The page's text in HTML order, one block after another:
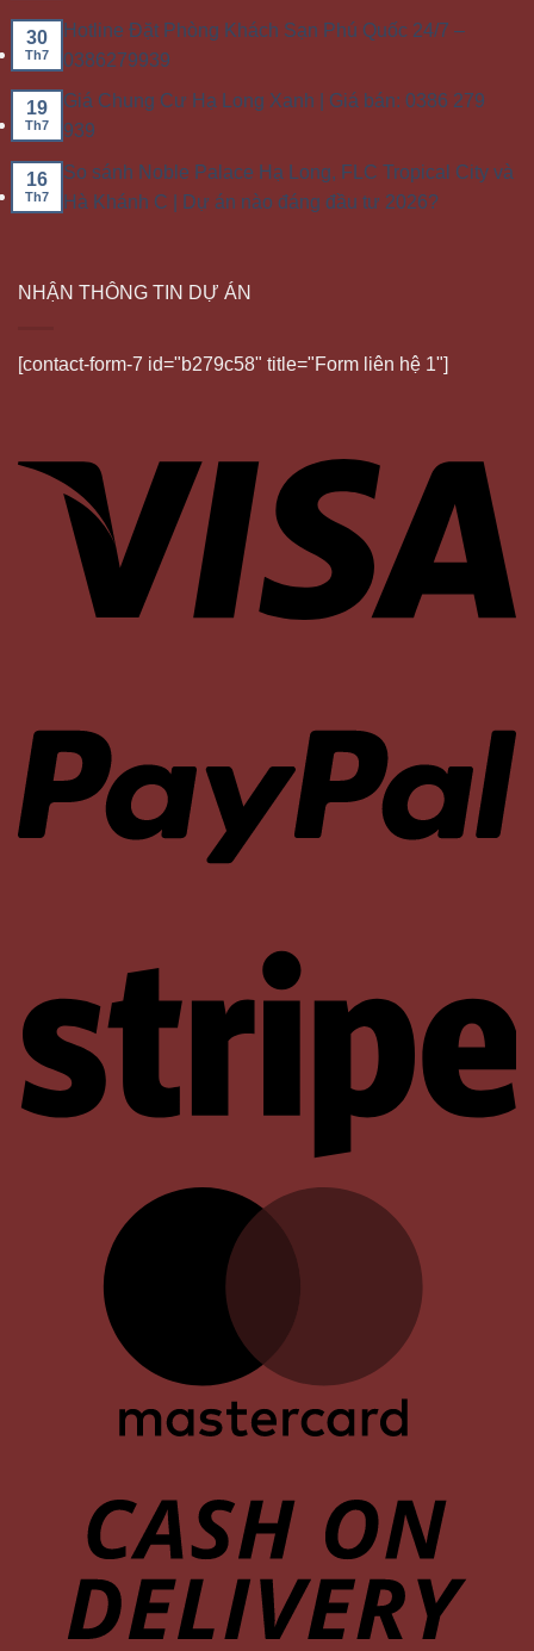
30
Th7
Hotline Đặt Phòng Khách Sạn Phú Quốc 24/7 –
0386279939
19
Th7
Giá Chung Cư Hạ Long Xanh | Giá bán: 0386 279
939
16
Th7
So sánh Noble Palace Hạ Long, FLC Tropical City và
Hà Khánh C | Dự án nào đáng đầu tư 2026?
NHẬN THÔNG TIN DỰ ÁN
[contact-form-7 id="b279c58" title="Form liên hệ 1"]